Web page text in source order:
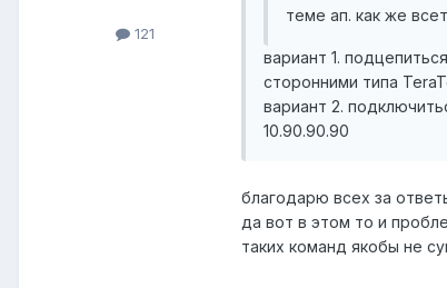
121
теме ап. как же
вариант 1.
сторонними типа
вариант 2.
10.90.90.90
благодарю всех за
да вот в этом то и
таких команд якобы не